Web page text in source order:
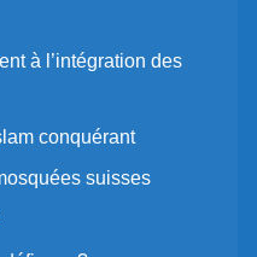
à l’intégration des
conquérant
suisses